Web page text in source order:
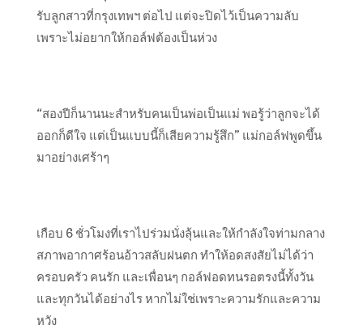
รับลูกสาวที่กรุงเทพฯ ต่อไป แต่จะปิดไว้เป็นความลับ
เพราะไม่อยากให้กอล์ฟต้องเป็นห่วง
“สองปีก็นานนะสำหรับคนเป็นพ่อเป็นแม่ พอรู้ว่าลูกจะได้
ออกก็ดีใจ แต่เป็นแบบนี้ก็เสียความรู้สึก” แม่กอล์ฟพูดขึ้น
มาอย่างเศร้าๆ
เกือบ 6 ชั่วโมงที่เราไปร่วมนั่งลุ้นและให้กำลังใจท่ามกลาง
สภาพอากาศร้อนอ้าวสลับฝนตก ทำให้อดสงสัยไม่ได้ว่า
ครอบครัว คนรัก และเพื่อนๆ กอล์ฟอดทนรอตรงนี้ทั้งวัน
และทุกวันได้อย่างไร หากไม่ใช่เพราะความรักและความ
หวัง